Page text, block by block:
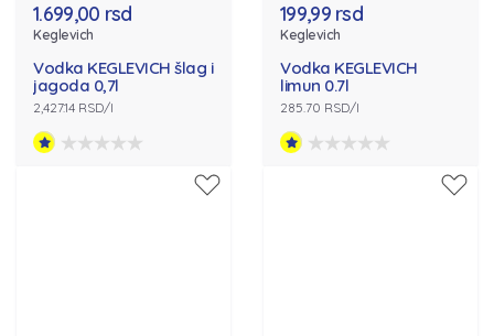
1.699,00 rsd
Keglevich
Vodka KEGLEVICH šlag i
jagoda 0,7l
2,427.14 RSD/l
199,99 rsd
Keglevich
Vodka KEGLEVICH
limun 0.7l
285.70 RSD/l